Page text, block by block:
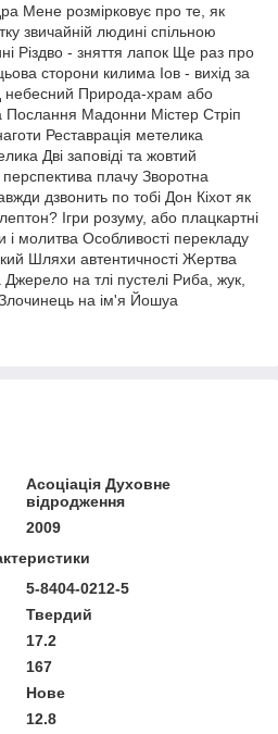
Мене розмірковує про те, як
звичайній людині спільною
Різдво - зняття лапок Ще раз про
сторони килима Іов - вихід за
небесний Природа-храм або
Послання Мадонни Містер Стріп
Реставрація метелика
Дві заповіді та жовтий
плачу Зворотна
дзвонить по тобі Дон Кіхот як
Ігри розуму, або плацкартні
молитва Особливості перекладу
Шляхи автентичності Жертва
Джерело на тлі пустелі Риба, жук,
на ім'я Йошуа
Асоціація Духовне
відродження
2009
5-8404-0212-5
Твердий
17.2
167
Нове
12.8